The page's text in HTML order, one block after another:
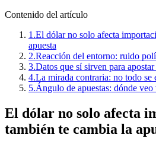
Contenido del artículo
1.El dólar no solo afecta
apuesta
2.Reacción del entorno: ruido
3.Datos que sí sirven para
4.La mirada contraria: no todo se
5.Ángulo de apuestas: dónde
El dólar no solo afecta
también te cambia la